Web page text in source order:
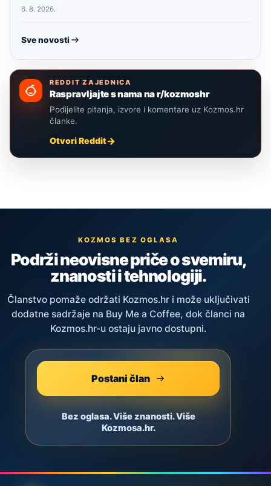
6. 8. 2026.
Sve novosti
REDDIT ZAJEDNICA
Raspravljajte s nama na r/kozmoshr
Podijelite pitanja, izvore i komentare uz Kozmos.hr
članke.
Otvori Reddit
KOZMOS BEZ OGLASA
Podrži neovisne priče o svemiru,
znanosti i tehnologiji.
Članstvo pomaže održati Kozmos.hr i može uključivati
dodatne sadržaje na Buy Me a Coffee, dok članci na
Kozmos.hr-u ostaju javno dostupni.
Postani član
Bez oglasa. Više znanosti. Više
Kozmosa.hr.